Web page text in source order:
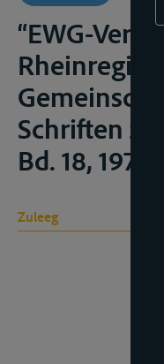
“EWG-
Schriften
Bd. 18, 1972,
Zuleeg